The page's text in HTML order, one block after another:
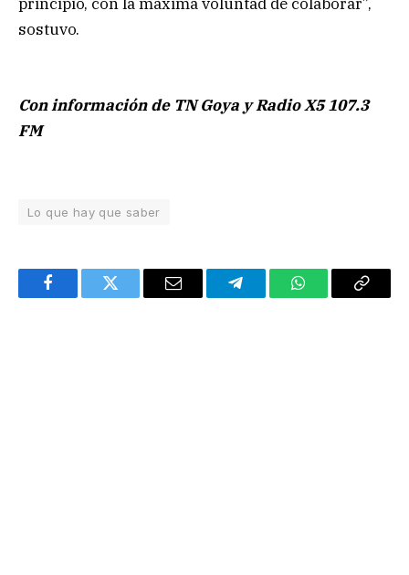
principio, con la máxima voluntad de colaborar”,
sostuvo.
Con información de TN Goya y Radio X5 107.3
FM
Lo que hay que saber
FacebookTwitter Email TelegramWhatsAppCopy